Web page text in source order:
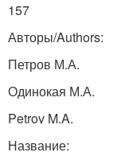
157
Авторы/Authors:
Петров М.А.
Одинокая М.А.
Petrov M.A.
Название: